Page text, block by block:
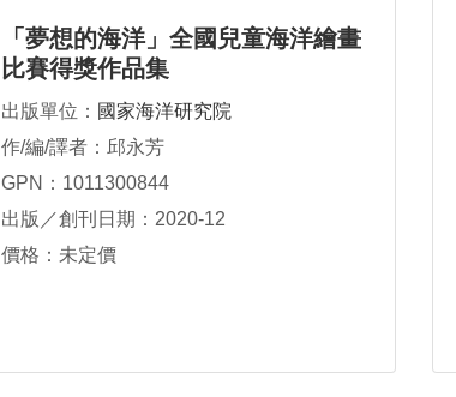
「夢想的海洋」全國兒童海洋繪畫
比賽得獎作品集
出版單位： 國家海洋研究院
作/編/譯者：邱永芳
GPN：1011300844
出版／創刊日期：2020-12
價格：未定價